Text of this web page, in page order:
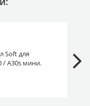
Soft для
/ A30s мини.